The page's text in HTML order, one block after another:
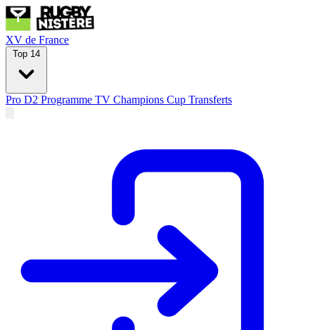
XV de France
Top 14
Pro D2 Programme TV Champions Cup Transferts